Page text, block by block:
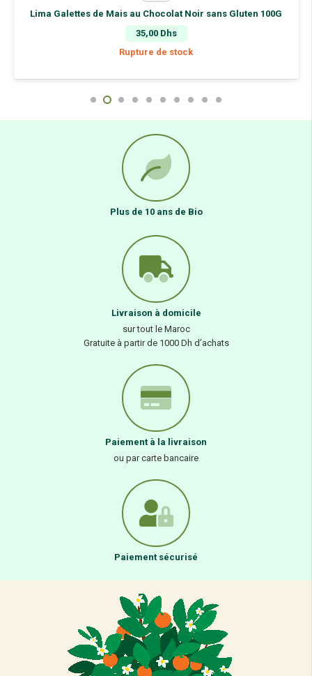
Lima Galettes de Mais au Chocolat Noir sans Gluten 100G
35,00 Dhs
Rupture de stock
Plus de 10 ans de Bio
Livraison à domicile
sur tout le Maroc
Gratuite à partir de 1000 Dh d’achats
Paiement à la livraison
ou par carte bancaire
Paiement sécurisé